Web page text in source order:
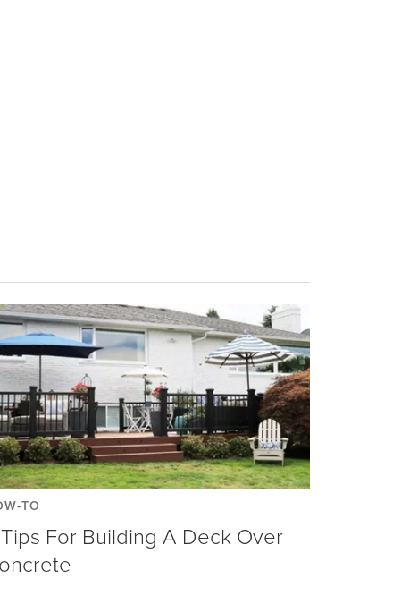
TO
For Building A Deck Over